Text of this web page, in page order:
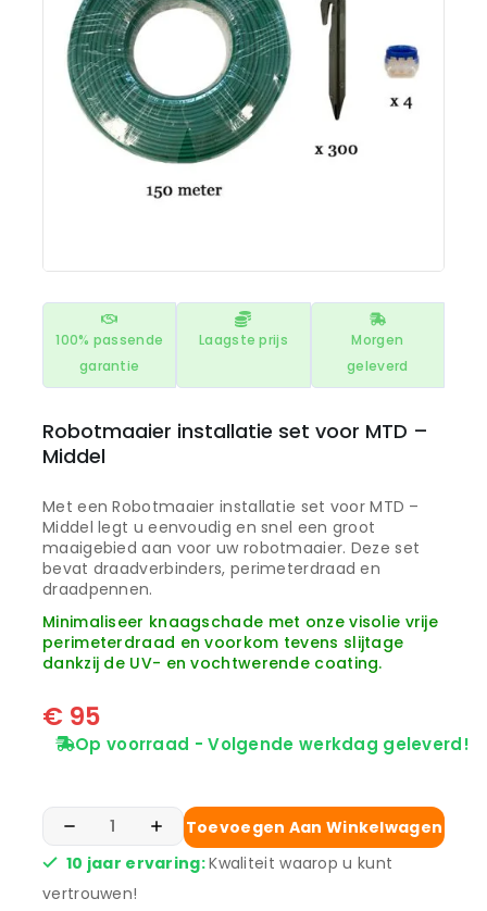
100% passende
garantie
Laagste prijs
Morgen
geleverd
Robotmaaier installatie set voor MTD –
Middel
Met een Robotmaaier installatie set voor MTD –
Middel legt u eenvoudig en snel een groot
maaigebied aan voor uw robotmaaier. Deze set
bevat draadverbinders, perimeterdraad en
draadpennen.
Minimaliseer knaagschade met onze visolie vrije
perimeterdraad en voorkom tevens slijtage
dankzij de UV- en vochtwerende coating.
€ 95
Op voorraad - Volgende werkdag geleverd!
Toevoegen Aan Winkelwagen
10 jaar ervaring:Kwaliteit waarop u kunt
vertrouwen!